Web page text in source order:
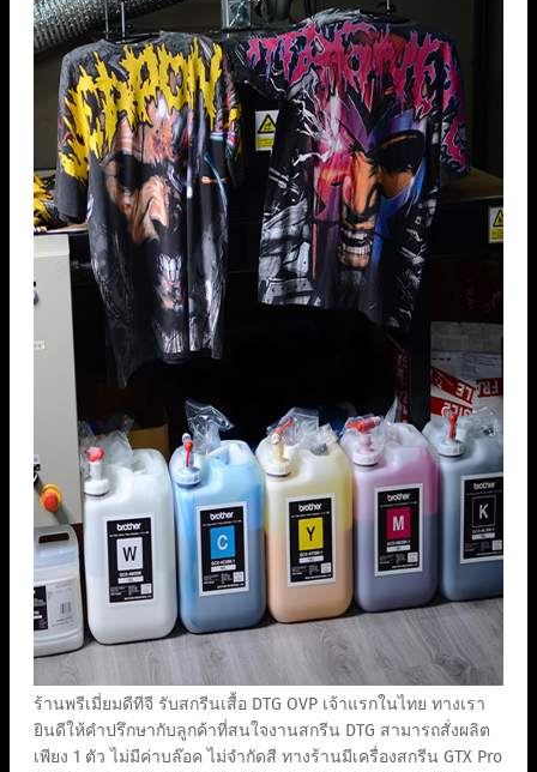
ร้านพรีเมี่ยมดีทีจี รับสกรีนเสื้อ DTG OVP เจ้าแรกในไทย ทางเรา
ยินดีให้คำปรึกษากับลูกค้าที่สนใจงานสกรีน DTG สามารถสั่งผลิต
เพียง 1 ตัว ไม่มีค่าบล๊อค ไม่จำกัดสี ทางร้านมีเครื่องสกรีน GTX Pro